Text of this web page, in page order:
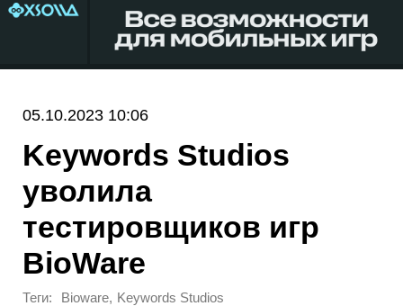
05.10.2023 10:06
Keywords Studios
уволила
тестировщиков игр
BioWare
Теги: Bioware, Keywords Studios